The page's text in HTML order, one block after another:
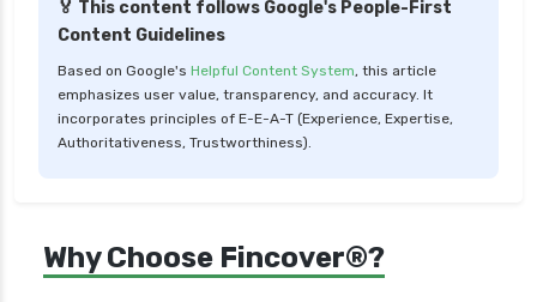
health insurance vadodara
health insurance varanasi
health insurance vs medical insurance
how health insurance works in india
how to apply health insurance in india
🏅 This content follows Google's People-First
Content Guidelines
Based on Google's Helpful Content System, this article
emphasizes user value, transparency, and accuracy. It
incorporates principles of E-E-A-T (Experience, Expertise,
Authoritativeness, Trustworthiness).
Why Choose Fincover®?